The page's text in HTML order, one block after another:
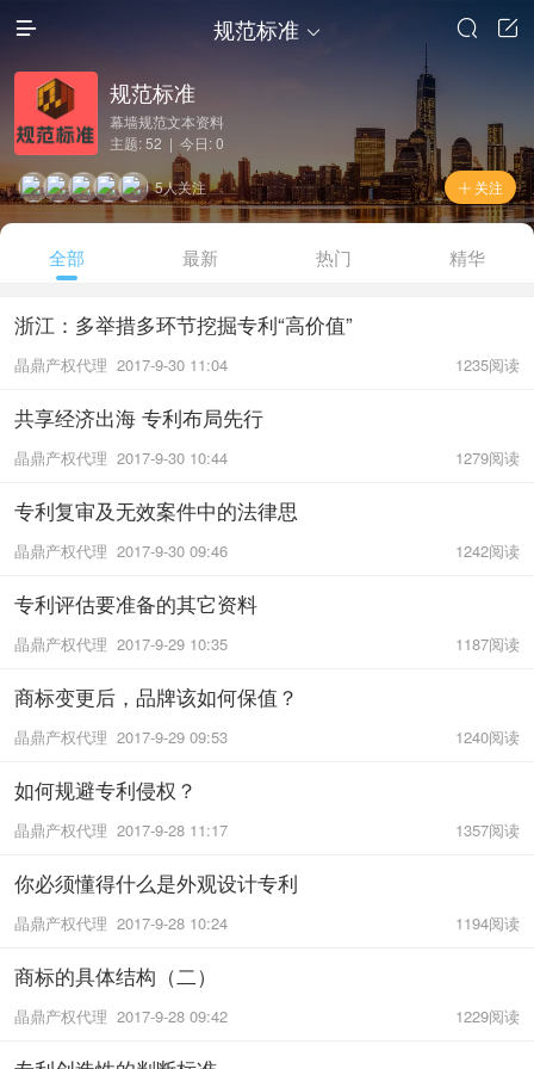
 规范标准  

 关注
规范标准
幕墙规范文本资料
主题: 52 | 今日: 0
5人关注
全部 最新 热门 精华
浙江：多举措多环节挖掘专利“高价值”
1235阅读
晶鼎产权代理 2017-9-30 11:04
共享经济出海 专利布局先行
1279阅读
晶鼎产权代理 2017-9-30 10:44
专利复审及无效案件中的法律思
1242阅读
晶鼎产权代理 2017-9-30 09:46
专利评估要准备的其它资料
1187阅读
晶鼎产权代理 2017-9-29 10:35
商标变更后，品牌该如何保值？
1240阅读
晶鼎产权代理 2017-9-29 09:53
如何规避专利侵权？
1357阅读
晶鼎产权代理 2017-9-28 11:17
你必须懂得什么是外观设计专利
1194阅读
晶鼎产权代理 2017-9-28 10:24
商标的具体结构（二）
1229阅读
晶鼎产权代理 2017-9-28 09:42